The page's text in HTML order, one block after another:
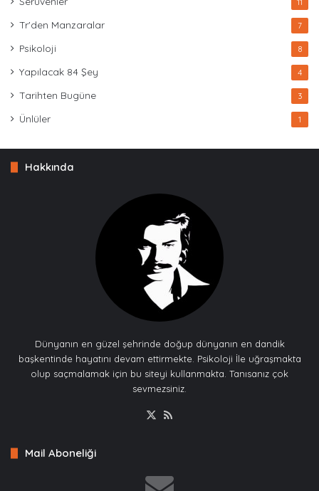
Tr'den Manzaralar 7
Psikoloji 8
Yapılacak 84 Şey 4
Tarihten Bugüne 3
Ünlüler 1
Hakkında
Dünyanın en güzel şehrinde doğup dünyanın en dandik
başkentinde hayatını devam ettirmekte. Psikoloji İle uğraşmakta
olup saçmalamak için bu siteyi kullanmakta. Tanısanız çok
sevmezsiniz.
X
Mail Aboneliği